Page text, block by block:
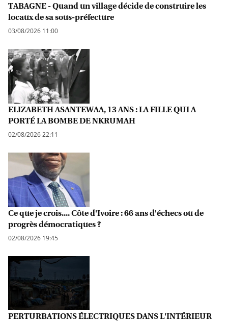
TABAGNE - Quand un village décide de construire les
locaux de sa sous-préfecture
03/08/2026 11:00
ELIZABETH ASANTEWAA, 13 ANS : LA FILLE QUI A
PORTÉ LA BOMBE DE NKRUMAH
02/08/2026 22:11
Ce que je crois.... Côte d'Ivoire : 66 ans d'échecs ou de
progrès démocratiques ?
02/08/2026 19:45
PERTURBATIONS ÉLECTRIQUES DANS L'INTÉRIEUR